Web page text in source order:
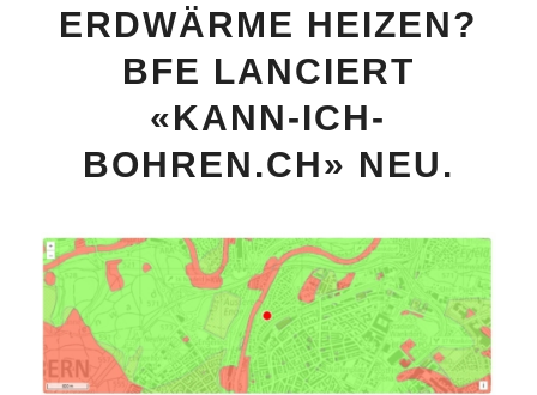
ERDWÄRME HEIZEN?
BFE LANCIERT
«KANN-ICH-
BOHREN.CH» NEU.